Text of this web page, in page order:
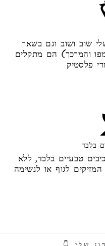
שוב ושוב וגם בשאר
והמרכך) הם מתקלים
פלסטיק
בלבד
טבעיים בלבד, ללא
לגוף או לנשימה